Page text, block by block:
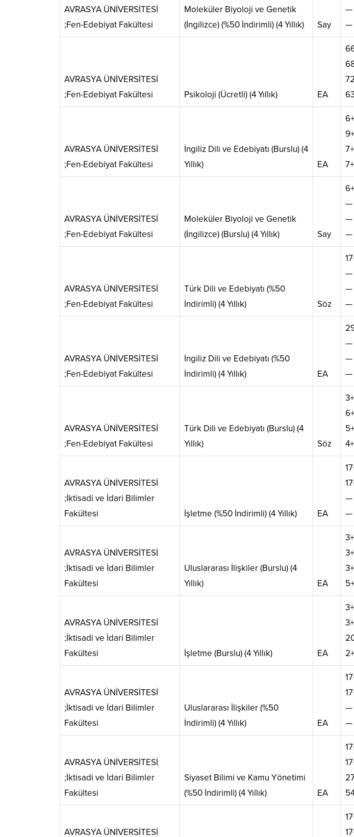
AVRASYA ÜNİVERSİTESİ
;Fen-Edebiyat Fakültesi
Moleküler Biyoloji ve Genetik
(İngilizce) (%50 İndirimli) (4 Yıllık)
Say
—
—
AVRASYA ÜNİVERSİTESİ
;Fen-Edebiyat Fakültesi
Psikoloji (Ücretli) (4 Yıllık) EA
AVRASYA ÜNİVERSİTESİ
;Fen-Edebiyat Fakültesi
İngiliz Dili ve Edebiyatı (Burslu) (4
Yıllık)
EA
AVRASYA ÜNİVERSİTESİ
;Fen-Edebiyat Fakültesi
Moleküler Biyoloji ve Genetik
(İngilizce) (Burslu) (4 Yıllık)
Say
—
—
—
AVRASYA ÜNİVERSİTESİ
;Fen-Edebiyat Fakültesi
Türk Dili ve Edebiyatı (%50
İndirimli) (4 Yıllık)
Söz
—
—
—
AVRASYA ÜNİVERSİTESİ
;Fen-Edebiyat Fakültesi
İngiliz Dili ve Edebiyatı (%50
İndirimli) (4 Yıllık)
EA
—
—
—
AVRASYA ÜNİVERSİTESİ
;Fen-Edebiyat Fakültesi
Türk Dili ve Edebiyatı (Burslu) (4
Yıllık)
Söz
AVRASYA ÜNİVERSİTESİ
;İktisadi ve İdari Bilimler
Fakültesi
İşletme (%50 İndirimli) (4 Yıllık) EA
—
—
AVRASYA ÜNİVERSİTESİ
;İktisadi ve İdari Bilimler
Fakültesi
Uluslararası İlişkiler (Burslu) (4
Yıllık)
EA
AVRASYA ÜNİVERSİTESİ
;İktisadi ve İdari Bilimler
Fakültesi
İşletme (Burslu) (4 Yıllık) EA
AVRASYA ÜNİVERSİTESİ
;İktisadi ve İdari Bilimler
Fakültesi
Uluslararası İlişkiler (%50
İndirimli) (4 Yıllık)
EA
—
—
AVRASYA ÜNİVERSİTESİ
;İktisadi ve İdari Bilimler
Fakültesi
Siyaset Bilimi ve Kamu Yönetimi
(%50 İndirimli) (4 Yıllık)
EA
AVRASYA ÜNİVERSİTESİ